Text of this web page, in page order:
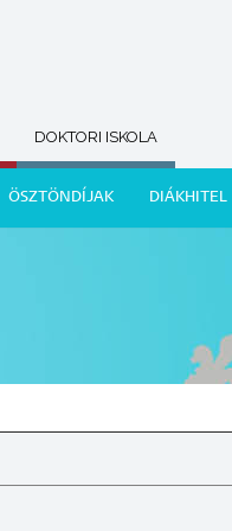
DOKTORI ISKOLA
ÖSZTÖNDÍJAK DIÁKHITEL